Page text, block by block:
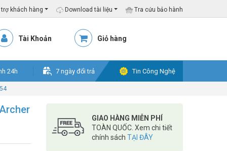
khách hàng Download tài liệu Tra cứu bảo hành
Tài Khoản Giỏ hàng
24h 7 ngày đổi trả Tin Công Nghệ
GIAO HÀNG MIỄN PHÍ
TOÀN QUỐC. Xem chi tiết
chính sách TẠI ĐÂY